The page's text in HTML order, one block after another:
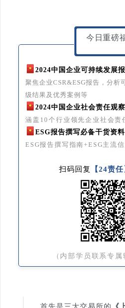
今日重磅
2024中国企业可持续发展
聚焦企业CSR&ESG报告，分析
级结果及优秀案例等
2024中国企业社会责任观
涵盖10个行业领先企业社会责
ESG报告撰写必备干货资
ESG报告撰写指南+ESG主流
扫码回复 【24责任
（内部学员联系专属